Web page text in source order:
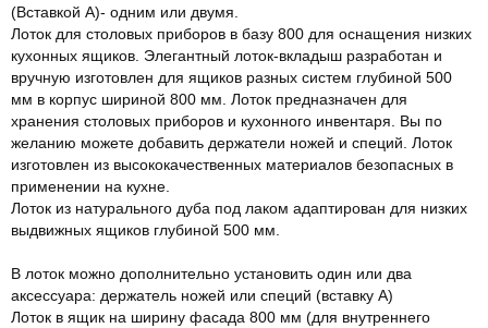
(Вставкой А)- одним или двумя.
Лоток для столовых приборов в базу 800 для оснащения низких
кухонных ящиков. Элегантный лоток-вкладыш разработан и
вручную изготовлен для ящиков разных систем глубиной 500
мм в корпус шириной 800 мм. Лоток предназначен для
хранения столовых приборов и кухонного инвентаря. Вы по
желанию можете добавить держатели ножей и специй. Лоток
изготовлен из высококачественных материалов безопасных в
применении на кухне.
Лоток из натурального дуба под лаком адаптирован для низких
выдвижных ящиков глубиной 500 мм.
В лоток можно дополнительно установить один или два
аксессуара: держатель ножей или специй (вставку А)
Лоток в ящик на ширину фасада 800 мм (для внутреннего